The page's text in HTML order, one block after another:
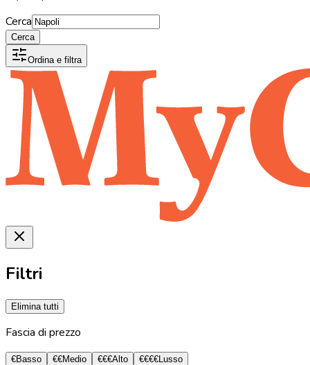
Cerca
Cerca
Ordina e filtra
Filtri
Elimina tutti
Fascia di prezzo
€Basso €€Medio €€€Alto €€€€ Lusso